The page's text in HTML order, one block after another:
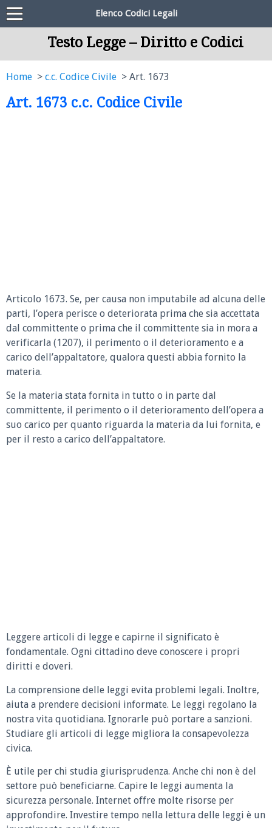
Elenco Codici Legali
Testo Legge – Diritto e Codici
Home c.c. Codice Civile Art. 1673
Art. 1673 c.c. Codice Civile
Articolo 1673. Se, per causa non imputabile ad alcuna delle
parti, l’opera perisce o deteriorata prima che sia accettata
dal committente o prima che il committente sia in mora a
verificarla (1207), il perimento o il deterioramento e a
carico dell’appaltatore, qualora questi abbia fornito la
materia.
Se la materia stata fornita in tutto o in parte dal
committente, il perimento o il deterioramento dell’opera a
suo carico per quanto riguarda la materia da lui fornita, e
per il resto a carico dell’appaltatore.
Leggere articoli di legge e capirne il significato è
fondamentale. Ogni cittadino deve conoscere i propri
diritti e doveri.
La comprensione delle leggi evita problemi legali. Inoltre,
aiuta a prendere decisioni informate. Le leggi regolano la
nostra vita quotidiana. Ignorarle può portare a sanzioni.
Studiare gli articoli di legge migliora la consapevolezza
civica.
È utile per chi studia giurisprudenza. Anche chi non è del
settore può beneficiarne. Capire le leggi aumenta la
sicurezza personale. Internet offre molte risorse per
approfondire. Investire tempo nella lettura delle leggi è un